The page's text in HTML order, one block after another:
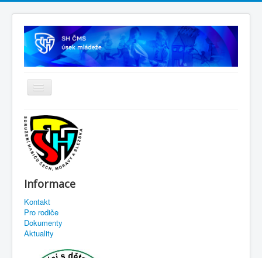
Informace
Kontakt
Pro rodiče
Dokumenty
Aktuality